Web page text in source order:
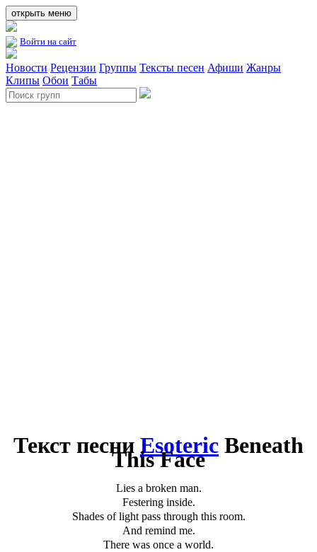
открыть меню
Войти на сайт
Новости Рецензии Группы Тексты песен Афиши Жанры
Клипы Обои Табы
Текст песни Esoteric Beneath
This Face
Lies a broken man.
Festering inside.
Shades of light pass through this room.
And remind me.
There was once a world.